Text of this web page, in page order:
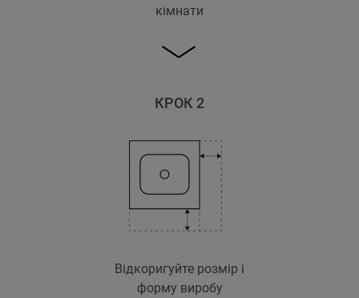
кімнати
КРОК 2
Відкоригуйте розмір і
форму виробу